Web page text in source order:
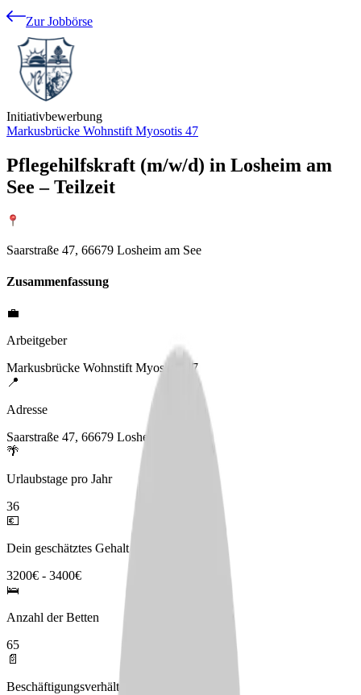
Zur Jobbörse
Initiativbewerbung
Markusbrücke Wohnstift Myosotis 47
Pflegehilfskraft (m/w/d) in Losheim am
See – Teilzeit
Saarstraße 47, 66679 Losheim am See
Zusammenfassung
💼
Arbeitgeber
Markusbrücke Wohnstift Myosotis 47
📍
Adresse
Saarstraße 47, 66679 Losheim am See
🌴
Urlaubstage pro Jahr
36
💶
Dein geschätztes Gehalt
3200€ - 3400€
🛌
Anzahl der Betten
65
📄
Beschäftigungsverhältnis